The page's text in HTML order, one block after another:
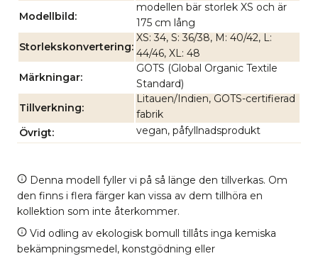
Modellbild
modellen bär storlek XS och är
175 cm lång
Storlekskonvertering
XS: 34, S: 36/38, M: 40/42, L:
44/46, XL: 48
Märkningar
GOTS (Global Organic Textile
Standard)
Tillverkning
Litauen/Indien, GOTS-certifierad
fabrik
Övrigt
vegan, påfyllnadsprodukt
Denna modell fyller vi på så länge den tillverkas. Om
den finns i flera färger kan vissa av dem tillhöra en
kollektion som inte återkommer.
Vid odling av ekologisk bomull tillåts inga kemiska
bekämpningsmedel, konstgödning eller